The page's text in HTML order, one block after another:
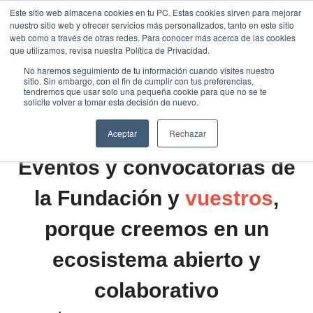
Este sitio web almacena cookies en tu PC. Estas cookies sirven para mejorar
nuestro sitio web y ofrecer servicios más personalizados, tanto en este sitio
web como a través de otras redes. Para conocer más acerca de las cookies
que utilizamos, revisa nuestra Política de Privacidad.
No haremos seguimiento de tu información cuando visites nuestro
sitio. Sin embargo, con el fin de cumplir con tus preferencias,
tendremos que usar solo una pequeña cookie para que no se te
solicite volver a tomar esta decisión de nuevo.
Aceptar Rechazar
Saltar
contenido
Eventos y convocatorias de
la Fundación y vuestros,
porque creemos en un
ecosistema abierto y
colaborativo
Traducir »